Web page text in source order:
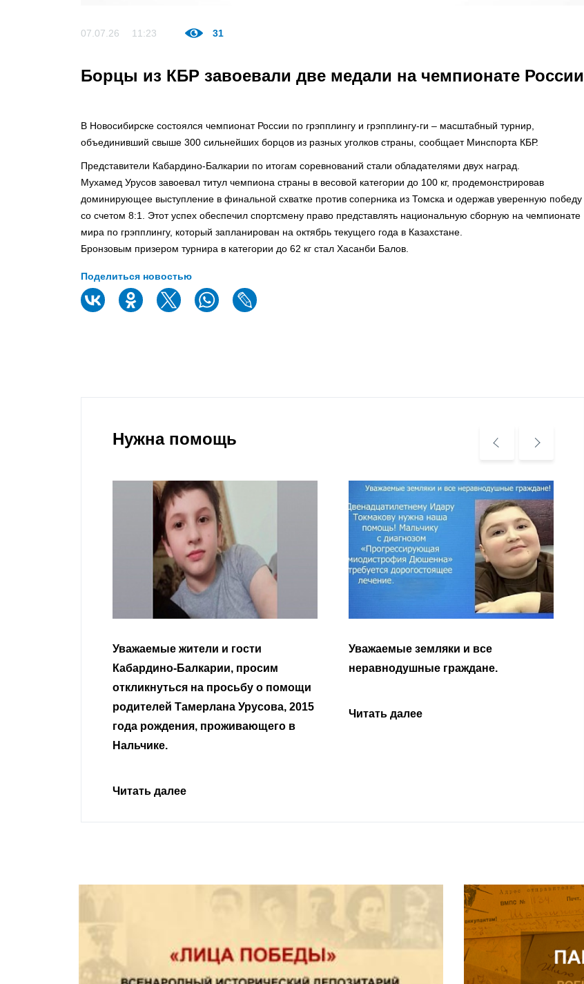
07.07.26 11:23 31
Борцы из КБР завоевали две медали на чемпионате России
В Новосибирске состоялся чемпионат России по грэпплингу и грэпплингу-ги – масштабный турнир,
объединивший свыше 300 сильнейших борцов из разных уголков страны, сообщает Минспорта КБР.
Представители Кабардино-Балкарии по итогам соревнований стали обладателями двух наград.
Мухамед Урусов завоевал титул чемпиона страны в весовой категории до 100 кг, продемонстрировав
доминирующее выступление в финальной схватке против соперника из Томска и одержав уверенную победу
со счетом 8:1. Этот успех обеспечил спортсмену право представлять национальную сборную на чемпионате
мира по грэпплингу, который запланирован на октябрь текущего года в Казахстане.
Бронзовым призером турнира в категории до 62 кг стал Хасанби Балов.
Поделиться новостью
Нужна помощь
Уважаемые земляки и все
неравнодушные граждане.
Читать далее
Читать далее